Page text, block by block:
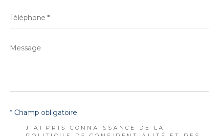
*
Message
*
J'AI PRIS CONNAISSANCE DE LA
* Champ obligatoire